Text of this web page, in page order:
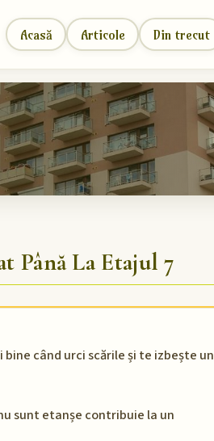
Acasă Articole Din trecut
Până La Etajul 7
când urci scările și te izbește un
sunt etanșe contribuie la un